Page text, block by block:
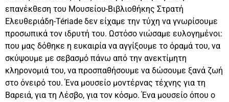
επανέκθεση του Μουσείου-Βιβλιοθήκης Στρατή
Ελευθεριάδη-Tériade δεν είχαμε την τύχη να γνωρίσουμε
προσωπικά τον ιδρυτή του. Ωστόσο νιώσαμε ευλογημένοι:
που μας δόθηκε η ευκαιρία να αγγίξουμε το όραμά του, να
σκύψουμε με σεβασμό πάνω από την ανεκτίμητη
κληρονομιά του, να προσπαθήσουμε να δώσουμε ξανά ζωή
στο όνειρό του. Ένα μουσείο μοντέρνας τέχνης για τη
Βαρειά, για τη Λέσβο, για τον κόσμο. Ένα μουσείο όπου ο